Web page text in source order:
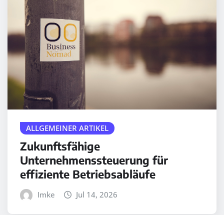
ALLGEMEINER ARTIKEL
Zukunftsfähige
Unternehmenssteuerung für
effiziente Betriebsabläufe
Imke Jul 14, 2026